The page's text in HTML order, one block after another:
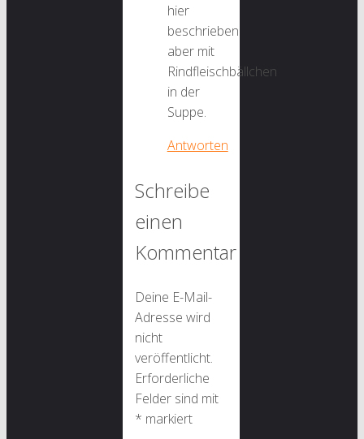
hier
beschrieben
aber mit
Rindfleischbällchen
in der
Suppe.
Antworten
Schreibe
einen
Kommentar
Deine E-Mail-
Adresse wird
nicht
veröffentlicht.
Erforderliche
Felder sind mit
* markiert